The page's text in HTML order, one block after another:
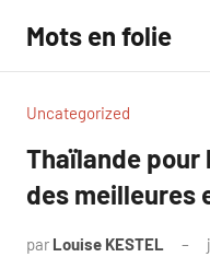
contenu
Mots en folie
Uncategorized
Thaïlande pour
des meilleures
par Louise KESTEL